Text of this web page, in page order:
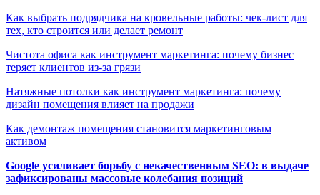
Как выбрать подрядчика на кровельные работы: чек-лист для
тех, кто строится или делает ремонт
Чистота офиса как инструмент маркетинга: почему бизнес
теряет клиентов из-за грязи
Натяжные потолки как инструмент маркетинга: почему
дизайн помещения влияет на продажи
Как демонтаж помещения становится маркетинговым
активом
Google усиливает борьбу с некачественным SEO: в выдаче
зафиксированы массовые колебания позиций